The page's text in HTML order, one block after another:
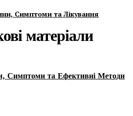
Симптоми та Лікування
матеріали
Симптоми та Ефективні Методи